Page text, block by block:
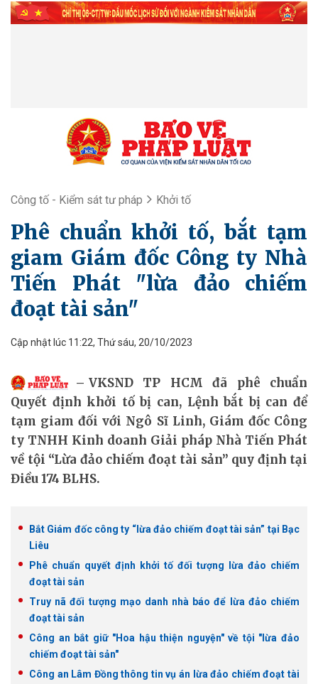
Công tố - Kiểm sát tư pháp Khởi tố
Phê chuẩn khởi tố, bắt tạm
giam Giám đốc Công ty Nhà
Tiến Phát "lừa đảo chiếm
đoạt tài sản"
Cập nhật lúc 11:22, Thứ sáu, 20/10/2023
VKSND TP HCM đã phê chuẩn
Quyết định khởi tố bị can, Lệnh bắt bị can để
tạm giam đối với Ngô Sĩ Linh, Giám đốc Công
ty TNHH Kinh doanh Giải pháp Nhà Tiến Phát
về tội “Lừa đảo chiếm đoạt tài sản” quy định tại
Điều 174 BLHS.
Bắt Giám đốc công ty “lừa đảo chiếm đoạt tài sản” tại Bạc
Liêu
Phê chuẩn quyết định khởi tố đối tượng lừa đảo chiếm
đoạt tài sản
Truy nã đối tượng mạo danh nhà báo để lừa đảo chiếm
đoạt tài sản
Công an bắt giữ "Hoa hậu thiện nguyện" về tội "lừa đảo
chiếm đoạt tài sản"
Công an Lâm Đồng thông tin vụ án lừa đảo chiếm đoạt tài